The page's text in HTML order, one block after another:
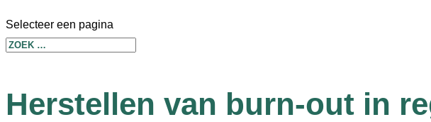
Selecteer een pagina
Herstellen van burn-out in